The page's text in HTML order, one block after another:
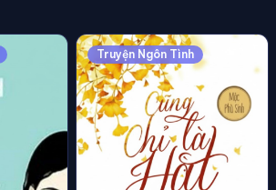
Truyện Ngôn Tình